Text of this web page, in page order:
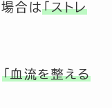
合は「ストレ
「血流を整える